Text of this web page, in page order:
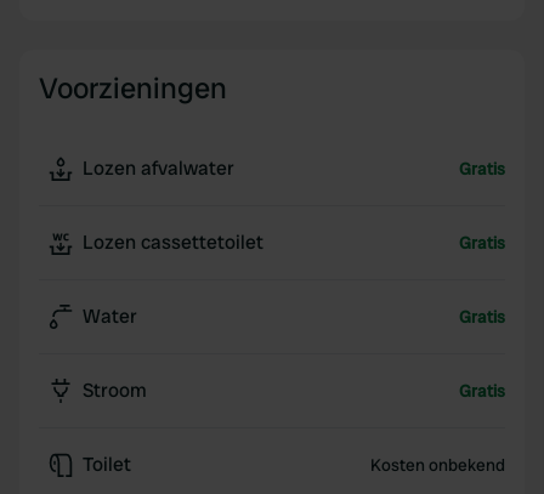
Voorzieningen
Lozen afvalwater Gratis
Lozen cassettetoilet Gratis
Water Gratis
Stroom Gratis
Toilet Kosten onbekend